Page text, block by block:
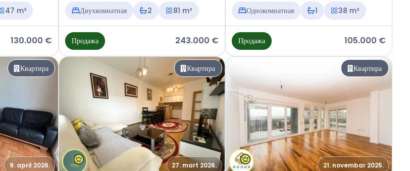
47 m²
130.000 €
Двухкомнатная
2 81 m²
Продажа 243.000 €
Однокомнатная
1 38 m²
Продажа 105.000 €
Квартира
9. april 2026.
Квартира
27. mart 2026.
Квартира
21. novembar 2025.